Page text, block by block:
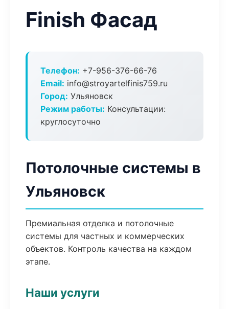
Finish Фасад
Телефон: +7-956-376-66-76
Email: info@stroyartelfinis759.ru
Город: Ульяновск
Режим работы: Консультации:
круглосуточно
Потолочные системы в
Ульяновск
Премиальная отделка и потолочные
системы для частных и коммерческих
объектов. Контроль качества на каждом
этапе.
Наши услуги